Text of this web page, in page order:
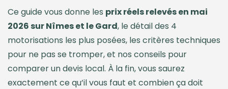
Ce guide vous donne les prix réels relevés en mai
2026 sur Nîmes et le Gard, le détail des 4
motorisations les plus posées, les critères techniques
pour ne pas se tromper, et nos conseils pour
comparer un devis local. À la fin, vous saurez
exactement ce qu’il vous faut et combien ça doit